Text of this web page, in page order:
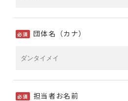
必須 団体名（カナ）
必須 担当者お名前